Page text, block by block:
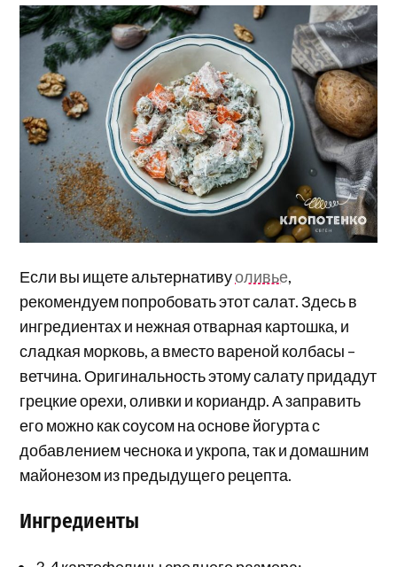
Если вы ищете альтернативуоливье,
рекомендуем попробовать этот салат. Здесь в
ингредиентах и нежная отварная картошка, и
сладкая морковь, а вместо вареной колбасы –
ветчина. Оригинальность этому салату придадут
грецкие орехи, оливки и кориандр. А заправить
его можно как соусом на основе йогурта с
добавлением чеснока и укропа, так и домашним
майонезом из предыдущего рецепта.
Ингредиенты